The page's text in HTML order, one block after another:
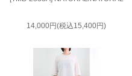
14,000円(税込15,400円)